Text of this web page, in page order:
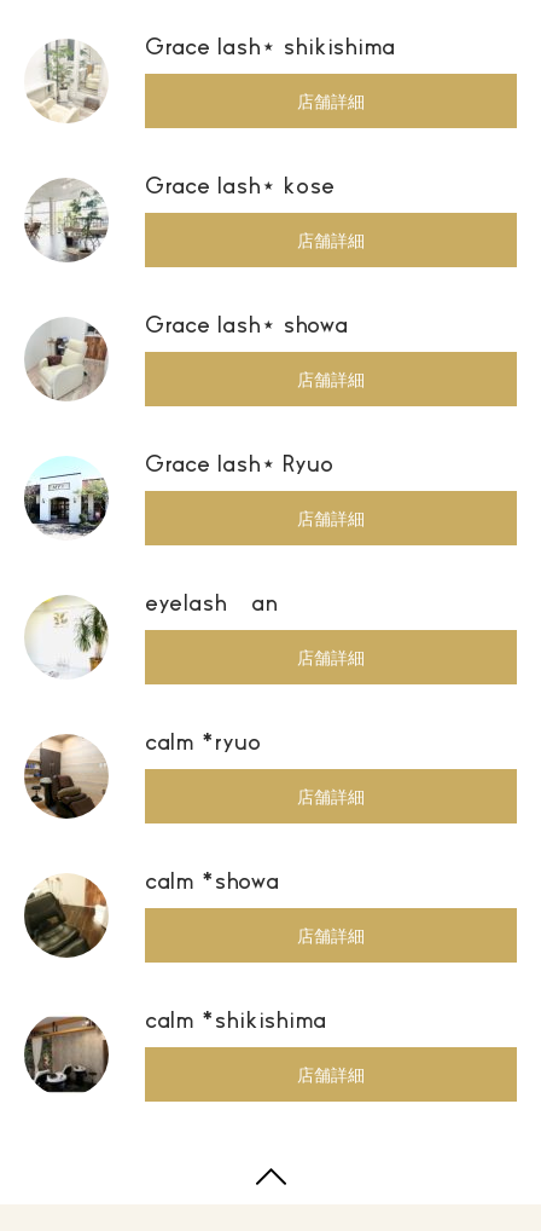
Grace lash⋆ shikishima
店舗詳細
Grace lash⋆ kose
店舗詳細
Grace lash⋆ showa
店舗詳細
Grace lash⋆ Ryuo
店舗詳細
eyelash an
店舗詳細
calm *ryuo
店舗詳細
calm *showa
店舗詳細
calm *shikishima
店舗詳細